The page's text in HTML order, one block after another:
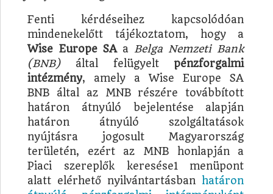
Fenti kérdéseihez kapcsolódóan
mindenekelőtt tájékoztatom, hogy a
Wise Europe SAa Belga Nemzeti Bank
(BNB)által felügyeltpénzforgalmi
intézmény, amely a Wise Europe SA
BNB által az MNB részére továbbított
határon átnyúló bejelentése alapján
határon átnyúló szolgáltatások
nyújtásra jogosult Magyarország
területén, ezért az MNB honlapján a
Piaci szereplők keresése1 menüpont
alatt elérhető nyilvántartásban határon